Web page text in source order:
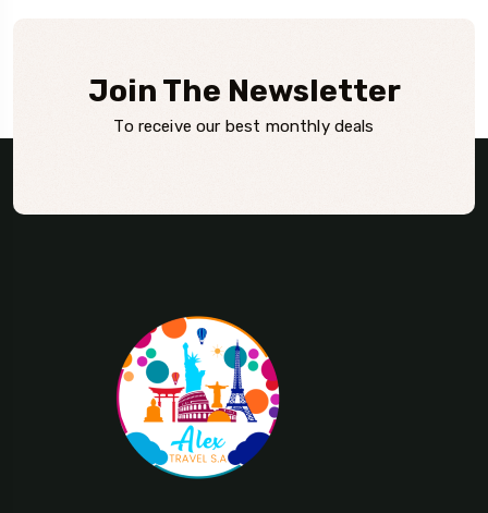
Join The Newsletter
To receive our best monthly deals